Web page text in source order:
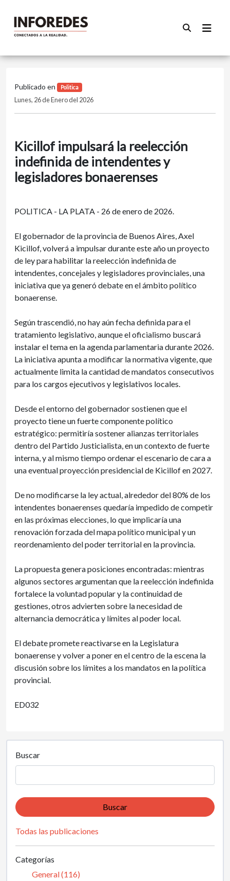
Publicado en Politica
Lunes, 26 de Enero del 2026
Kicillof impulsará la reelección
indefinida de intendentes y
legisladores bonaerenses
POLITICA - LA PLATA - 26 de enero de 2026.
El gobernador de la provincia de Buenos Aires, Axel
Kicillof, volverá a impulsar durante este año un proyecto
de ley para habilitar la reelección indefinida de
intendentes, concejales y legisladores provinciales, una
iniciativa que ya generó debate en el ámbito político
bonaerense.
Según trascendió, no hay aún fecha definida para el
tratamiento legislativo, aunque el oficialismo buscará
instalar el tema en la agenda parlamentaria durante 2026.
La iniciativa apunta a modificar la normativa vigente, que
actualmente limita la cantidad de mandatos consecutivos
para los cargos ejecutivos y legislativos locales.
Desde el entorno del gobernador sostienen que el
proyecto tiene un fuerte componente político
estratégico: permitiría sostener alianzas territoriales
dentro del Partido Justicialista, en un contexto de fuerte
interna, y al mismo tiempo ordenar el escenario de cara a
una eventual proyección presidencial de Kicillof en 2027.
De no modificarse la ley actual, alrededor del 80% de los
intendentes bonaerenses quedaría impedido de competir
en las próximas elecciones, lo que implicaría una
renovación forzada del mapa político municipal y un
reordenamiento del poder territorial en la provincia.
La propuesta genera posiciones encontradas: mientras
algunos sectores argumentan que la reelección indefinida
fortalece la voluntad popular y la continuidad de
gestiones, otros advierten sobre la necesidad de
alternancia democrática y límites al poder local.
El debate promete reactivarse en la Legislatura
bonaerense y volver a poner en el centro de la escena la
discusión sobre los límites a los mandatos en la política
provincial.
ED032
Buscar
Buscar
Todas las publicaciones
Categorías
General (116)